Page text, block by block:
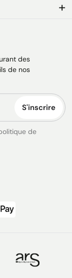
des
de nos
S'inscrire
de